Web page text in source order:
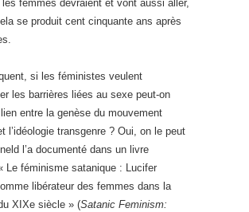
femmes devraient et vont aussi aller,
se produit cent cinquante ans après
si les féministes veulent
les barrières liées au sexe peut-on
entre la genèse du mouvement
l’idéologie transgenre ? Oui, on le peut
l’a documenté dans un livre
Le féminisme satanique : Lucifer
libérateur des femmes dans la
XIXe siècle » (Satanic Feminism: